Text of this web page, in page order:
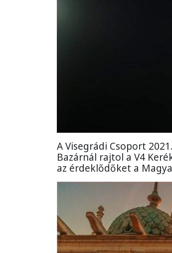
A Visegrádi Csoport
Bazárnál rajtol a V4
az érdeklődőket a